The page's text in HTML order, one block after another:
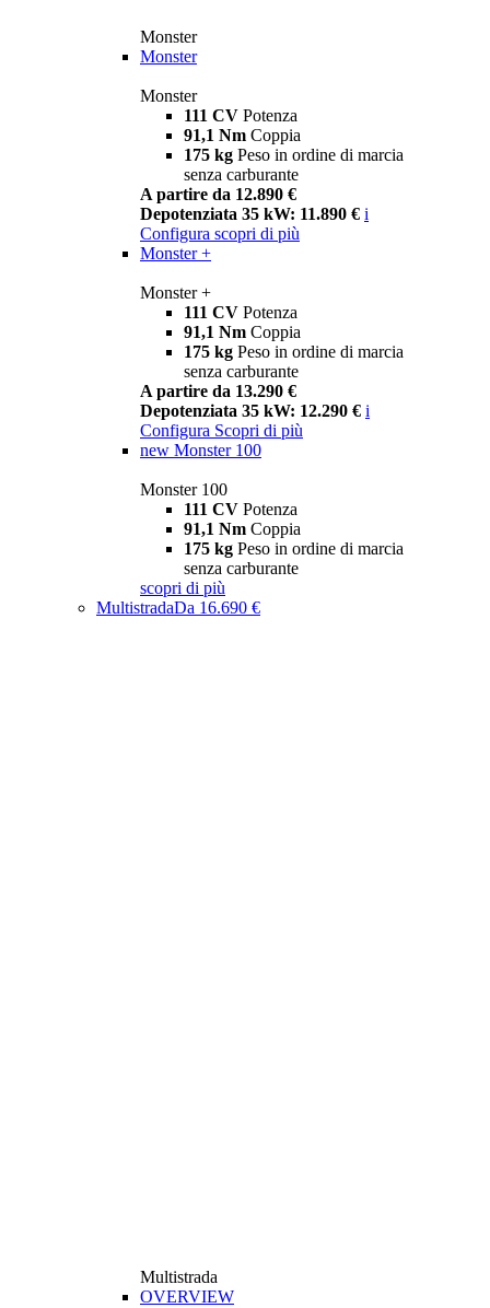
Monster
Monster
Monster
111 CV Potenza
91,1 Nm Coppia
175 kg Peso in ordine di marcia
senza carburante
A partire da 12.890 €
Depotenziata 35 kW: 11.890 € i
Configura scopri di più
Monster +
Monster +
111 CV Potenza
91,1 Nm Coppia
175 kg Peso in ordine di marcia
senza carburante
A partire da 13.290 €
Depotenziata 35 kW: 12.290 € i
Configura Scopri di più
new Monster 100
Monster 100
111 CV Potenza
91,1 Nm Coppia
175 kg Peso in ordine di marcia
senza carburante
scopri di più
MultistradaDa 16.690 €
Multistrada
OVERVIEW